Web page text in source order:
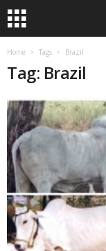
Home Tags Brazil
Tag: Brazil